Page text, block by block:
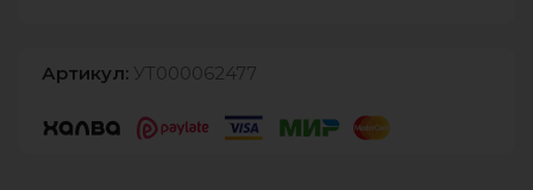
Артикул: УТ000062477